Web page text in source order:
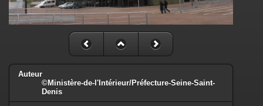
Auteur
©Ministère-de-l'Intérieur/Préfecture-Seine-Saint-
Denis